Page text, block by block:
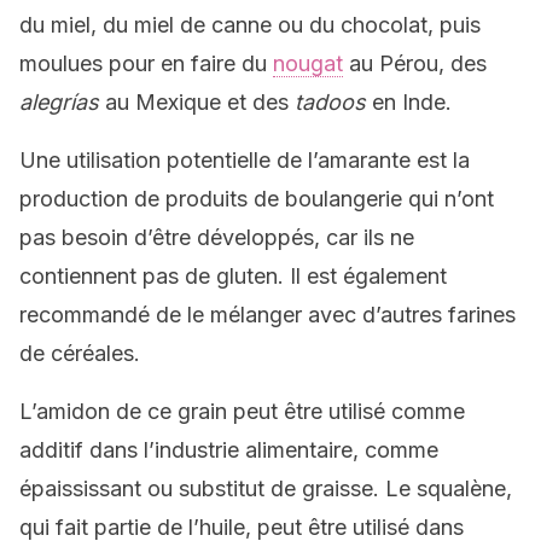
du miel, du miel de canne ou du chocolat, puis
moulues pour en faire du nougat au Pérou, des
alegríasau Mexique et des tadoosen Inde.
Une utilisation potentielle de l’amarante est la
production de produits de boulangerie qui n’ont
pas besoin d’être développés, car ils ne
contiennent pas de gluten. Il est également
recommandé de le mélanger avec d’autres farines
de céréales.
L’amidon de ce grain peut être utilisé comme
additif dans l’industrie alimentaire, comme
épaississant ou substitut de graisse. Le squalène,
qui fait partie de l’huile, peut être utilisé dans